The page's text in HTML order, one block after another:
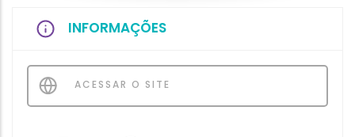
INFORMAÇÕES
ACESSAR O SITE